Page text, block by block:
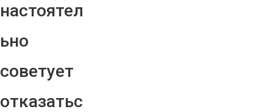
настоятел
ьно
советует
отказатьс